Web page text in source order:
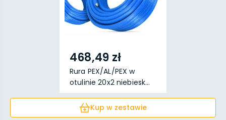
468,49 zł
Rura PEX/AL/PEX w
otulinie 20x2 niebiesk...
Kup w zestawie